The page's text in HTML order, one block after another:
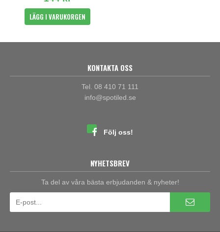
LÄGG I VARUKORGEN
KONTAKTA OSS
Tel. 08 410 71 111
info@spotiled.se
Följ oss!
NYHETSBREV
Ta del av våra bästa erbjudanden & nyheter!